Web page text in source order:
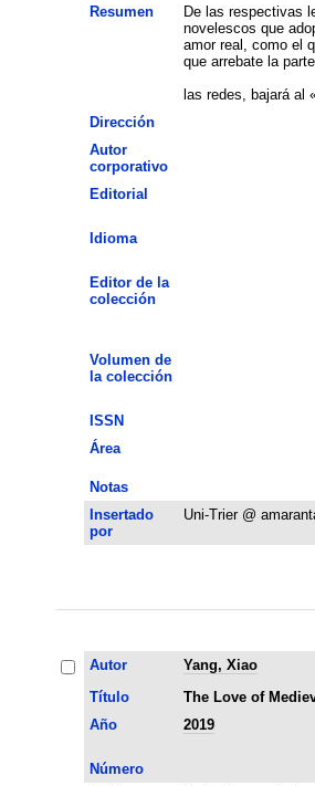
Resumen
De las respectivas
novelescos que
amor real, como el
que arrebate la
las redes, bajará al
Dirección
Autor
corporativo
Editorial
Idioma
Editor de la
colección
Volumen de
la colección
ISSN
Área
Notas
Insertado
por
Uni-Trier @
Autor
Yang, Xiao
Título
The Love of
Año
2019
Número